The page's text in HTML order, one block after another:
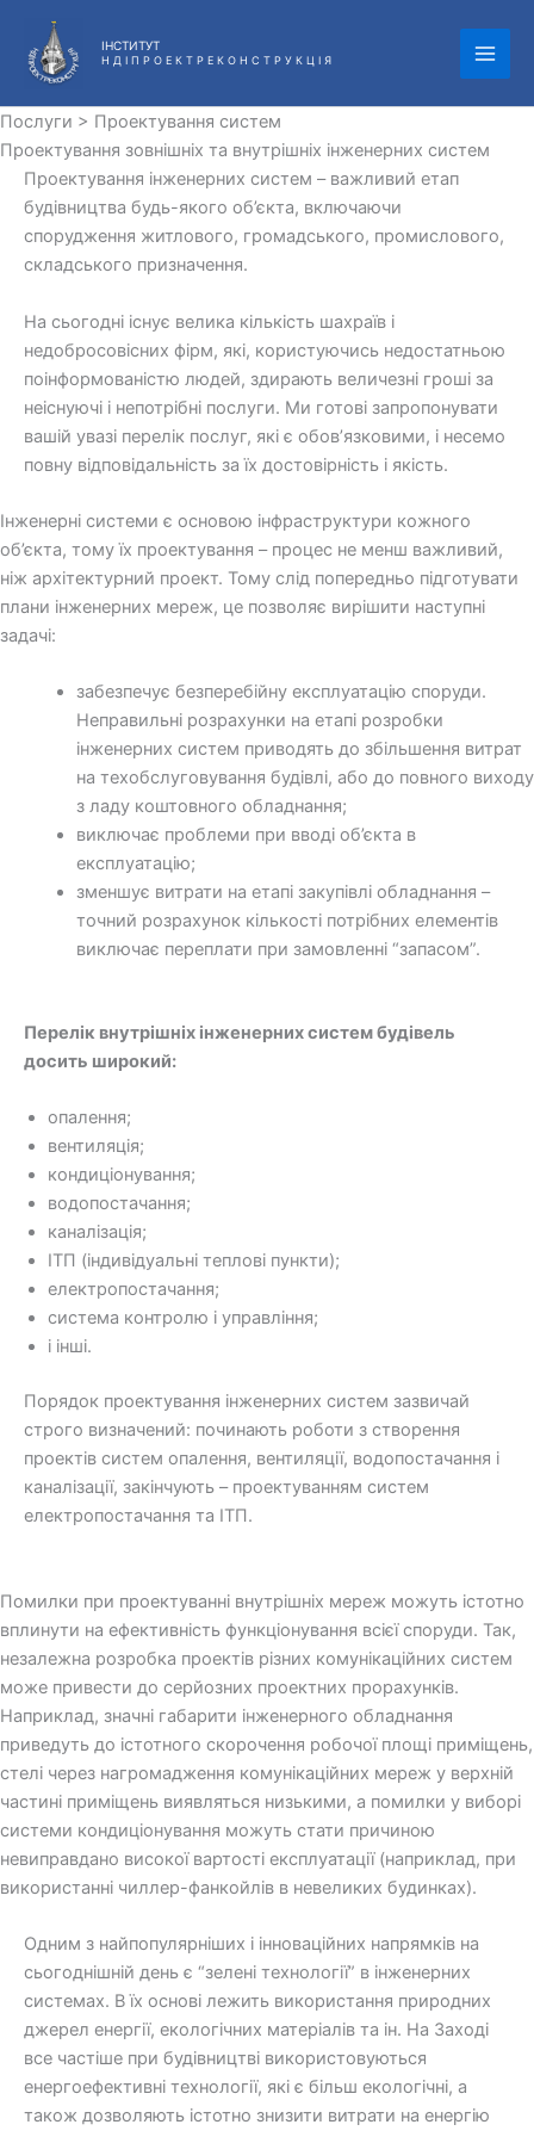
вмісту
ІНСТИТУТ
Н Д І П Р О Е К Т Р Е К О Н С Т Р У К Ц І Я
Послуги > Проектування систем
Проектування зовнішніх та внутрішніх інженерних систем
Проектування інженерних систем – важливий етап
будівництва будь-якого об’єкта, включаючи
спорудження житлового, громадського, промислового,
складського призначення.
На сьогодні існує велика кількість шахраїв і
недобросовісних фірм, які, користуючись недостатньою
поінформованістю людей, здирають величезні гроші за
неіснуючі і непотрібні послуги. Ми готові запропонувати
вашій увазі перелік послуг, які є обов’язковими, і несемо
повну відповідальність за їх достовірність і якість.
Інженерні системи є основою інфраструктури кожного
об’єкта, тому їх проектування – процес не менш важливий,
ніж архітектурний проект. Тому слід попередньо підготувати
плани інженерних мереж, це позволяє вирішити наступні
задачі:
забезпечує безперебійну експлуатацію споруди.
Неправильні розрахунки на етапі розробки
інженерних систем приводять до збільшення витрат
на техобслуговування будівлі, або до повного виходу
з ладу коштовного обладнання;
виключає проблеми при вводі об’єкта в
експлуатацію;
зменшує витрати на етапі закупівлі обладнання –
точний розрахунок кількості потрібних елементів
виключає переплати при замовленні “запасом”.
Перелік внутрішніх інженерних систем будівель
досить широкий:
опалення;
вентиляція;
кондиціонування;
водопостачання;
каналізація;
ІТП (індивідуальні теплові пункти);
електропостачання;
система контролю і управління;
і інші.
Порядок проектування інженерних систем зазвичай
строго визначений: починають роботи з створення
проектів систем опалення, вентиляції, водопостачання і
каналізації, закінчують – проектуванням систем
електропостачання та ІТП.
Помилки при проектуванні внутрішніх мереж можуть істотно
вплинути на ефективність функціонування всієї споруди. Так,
незалежна розробка проектів різних комунікаційних систем
може привести до серйозних проектних прорахунків.
Наприклад, значні габарити інженерного обладнання
приведуть до істотного скорочення робочої площі приміщень,
стелі через нагромадження комунікаційних мереж у верхній
частині приміщень виявляться низькими, а помилки у виборі
системи кондиціонування можуть стати причиною
невиправдано високої вартості експлуатації (наприклад, при
використанні чиллер-фанкойлів в невеликих будинках).
Одним з найпопулярніших і інноваційних напрямків на
сьогоднішній день є “зелені технології” в інженерних
системах. В їх основі лежить використання природних
джерел енергії, екологічних матеріалів та ін. На Заході
все частіше при будівництві використовуються
енергоефективні технології, які є більш екологічні, а
також дозволяють істотно знизити витрати на енергію